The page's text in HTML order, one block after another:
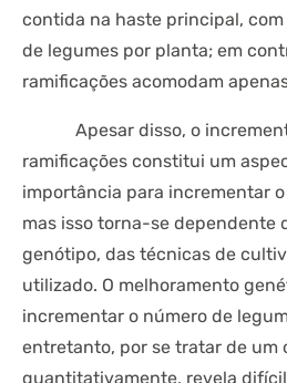
contida na haste principal,
de legumes por planta; em
ramificações acomodam
Apesar disso, o
ramificações constitui um
importância para incrementar
mas isso torna-se dependente
genótipo, das técnicas de
utilizado. O melhoramento
incrementar o número de
entretanto, por se tratar de um
quantitativamente, revela